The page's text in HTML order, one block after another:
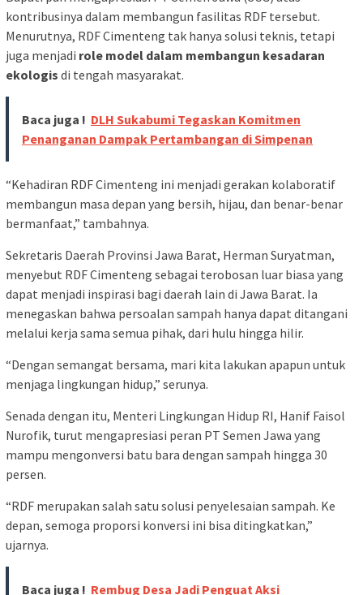
kontribusinya dalam membangun fasilitas RDF tersebut.
Menurutnya, RDF Cimenteng tak hanya solusi teknis, tetapi
juga menjadi role model dalam membangun kesadaran
ekologis di tengah masyarakat.
Baca juga ! DLH Sukabumi Tegaskan Komitmen
Penanganan Dampak Pertambangan di Simpenan
“Kehadiran RDF Cimenteng ini menjadi gerakan kolaboratif
membangun masa depan yang bersih, hijau, dan benar-benar
bermanfaat,” tambahnya.
Sekretaris Daerah Provinsi Jawa Barat, Herman Suryatman,
menyebut RDF Cimenteng sebagai terobosan luar biasa yang
dapat menjadi inspirasi bagi daerah lain di Jawa Barat. Ia
menegaskan bahwa persoalan sampah hanya dapat ditangani
melalui kerja sama semua pihak, dari hulu hingga hilir.
“Dengan semangat bersama, mari kita lakukan apapun untuk
menjaga lingkungan hidup,” serunya.
Senada dengan itu, Menteri Lingkungan Hidup RI, Hanif Faisol
Nurofik, turut mengapresiasi peran PT Semen Jawa yang
mampu mengonversi batu bara dengan sampah hingga 30
persen.
“RDF merupakan salah satu solusi penyelesaian sampah. Ke
depan, semoga proporsi konversi ini bisa ditingkatkan,”
ujarnya.
Baca juga ! Rembug Desa Jadi Penguat Aksi